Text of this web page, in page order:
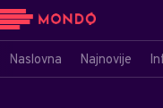
Naslovna Najnovije